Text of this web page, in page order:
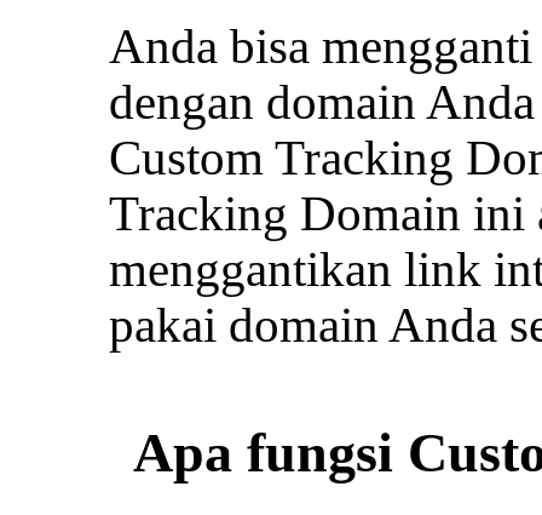
Anda bisa
dengan domain
Custom Tracking
Tracking Domain ini
menggantikan link
pakai domain Anda
Apa fungsi